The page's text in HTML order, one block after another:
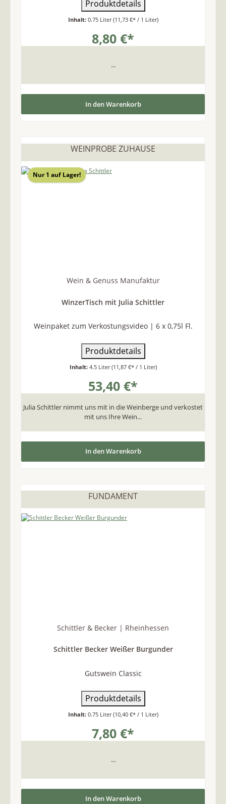
Produktdetails
Inhalt: 0.75 Liter(11,73 €* / 1 Liter)
8,80 €*
...
In den Warenkorb
Nur 1 auf Lager!
WEINPROBE ZUHAUSE
Wein & Genuss Manufaktur
WinzerTisch mit Julia Schittler
Weinpaket zum Verkostungsvideo | 6 x 0,75l Fl.
Produktdetails
Inhalt: 4.5 Liter(11,87 €* / 1 Liter)
53,40 €*
Julia Schittler nimmt uns mit in die Weinberge und verkostet
mit uns Ihre Wein...
In den Warenkorb
FUNDAMENT
Schittler & Becker | Rheinhessen
Schittler Becker Weißer Burgunder
Gutswein Classic
Produktdetails
Inhalt: 0.75 Liter(10,40 €* / 1 Liter)
7,80 €*
...
In den Warenkorb